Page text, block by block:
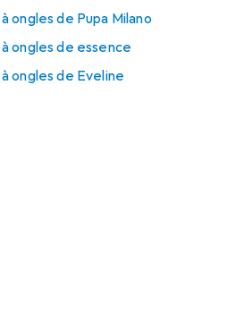
ongles de Pupa Milano
ongles de essence
ongles de Eveline